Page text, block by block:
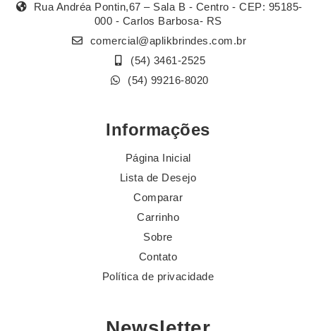
Rua Andréa Pontin,67 – Sala B - Centro - CEP: 95185-
000 - Carlos Barbosa- RS
comercial@aplikbrindes.com.br
(54) 3461-2525
(54) 99216-8020
Informações
Página Inicial
Lista de Desejo
Comparar
Carrinho
Sobre
Contato
Política de privacidade